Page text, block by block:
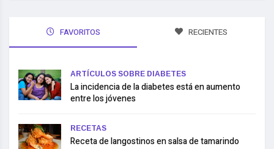
FAVORITOS RECIENTES
ARTÍCULOS SOBRE DIABETES
La incidencia de la diabetes está en aumento
entre los jóvenes
RECETAS
Receta de langostinos en salsa de tamarindo